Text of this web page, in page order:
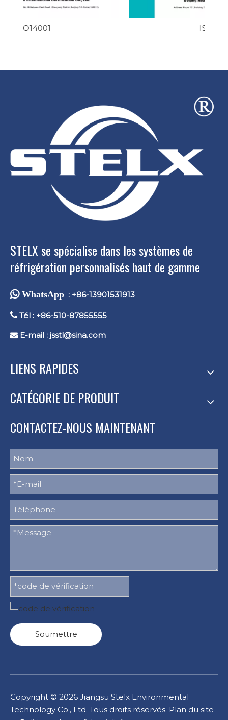
STELX se spécialise dans les systèmes de
réfrigération personnalisés haut de gamme
 WhatsApp : +86-13901531913
 Tél : +86-510-87855555
 E-mail : jsstl@sina.com
LIENS RAPIDES
CATÉGORIE DE PRODUIT
CONTACTEZ-NOUS MAINTENANT
Soumettre
Copyright © 2026 Jiangsu Stelx Environmental
Technology Co., Ltd. Tous droits réservés. Plan du site